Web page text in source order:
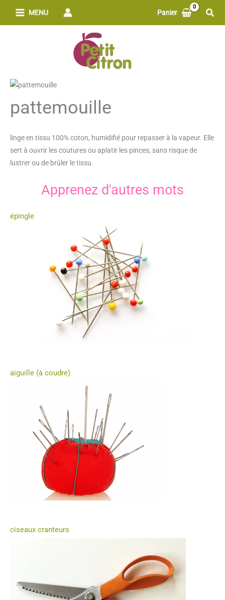
MENU Panier
pattemouille
linge en tissu 100% coton, humidifié pour repasser à la vapeur. Elle
sert à ouvrir les coutures ou aplatir les pinces, sans risque de
lustrer ou de brûler le tissu.
Apprenez d'autres mots
épingle
aiguille (à coudre)
ciseaux cranteurs